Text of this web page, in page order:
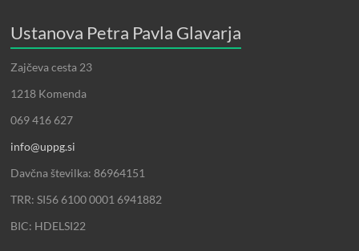
Ustanova Petra Pavla Glavarja
Zajčeva cesta 23
1218 Komenda
069 416 627
info@uppg.si
Davčna številka: 86964151
TRR: SI56 6100 0001 6941882
BIC: HDELSI22